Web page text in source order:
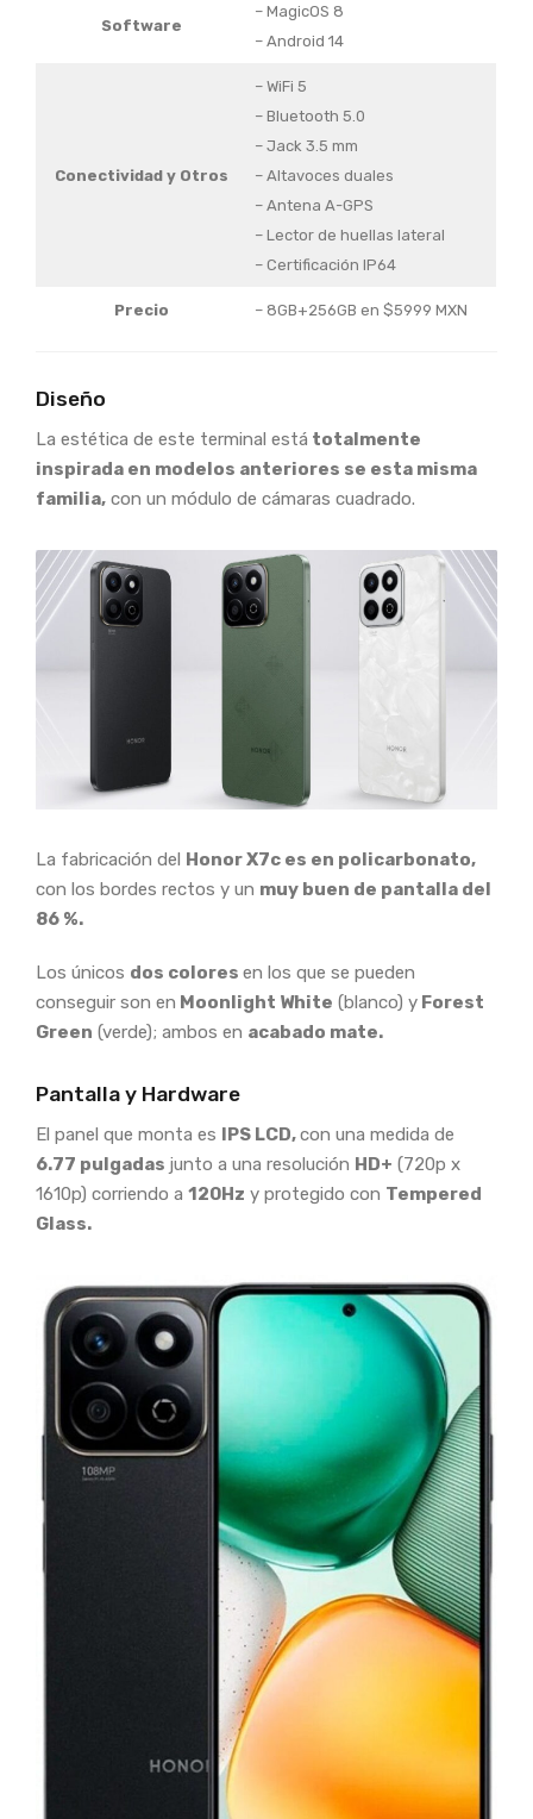
Software
– MagicOS 8
– Android 14
Conectividad y Otros
– WiFi 5
– Bluetooth 5.0
– Jack 3.5 mm
– Altavoces duales
– Antena A-GPS
– Lector de huellas lateral
– Certificación IP64
Precio – 8GB+256GB en $5999 MXN
Diseño
La estética de este terminal está totalmente
inspirada en modelos anteriores se esta misma
familia, con un módulo de cámaras cuadrado.
La fabricación del Honor X7c es en policarbonato,
con los bordes rectos y un muy buen de pantalla del
86 %.
Los únicos dos colores en los que se pueden
conseguir son en Moonlight White (blanco) y Forest
Green (verde); ambos en acabado mate.
Pantalla y Hardware
El panel que monta es IPS LCD,con una medida de
6.77 pulgadas junto a una resolución HD+ (720p x
1610p) corriendo a 120Hz y protegido con Tempered
Glass.